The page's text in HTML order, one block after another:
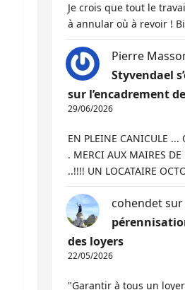
Je crois que tout le
à annular où à revoir !
Pierre
Styvendael
sur l’encadrement
29/06/2026
EN PLEINE CANICULE ...
. MERCI AUX MAIRES
..!!!! UN LOCATAIRE
cohendetsur
des loyers
22/05/2026
"Garantir à tous un